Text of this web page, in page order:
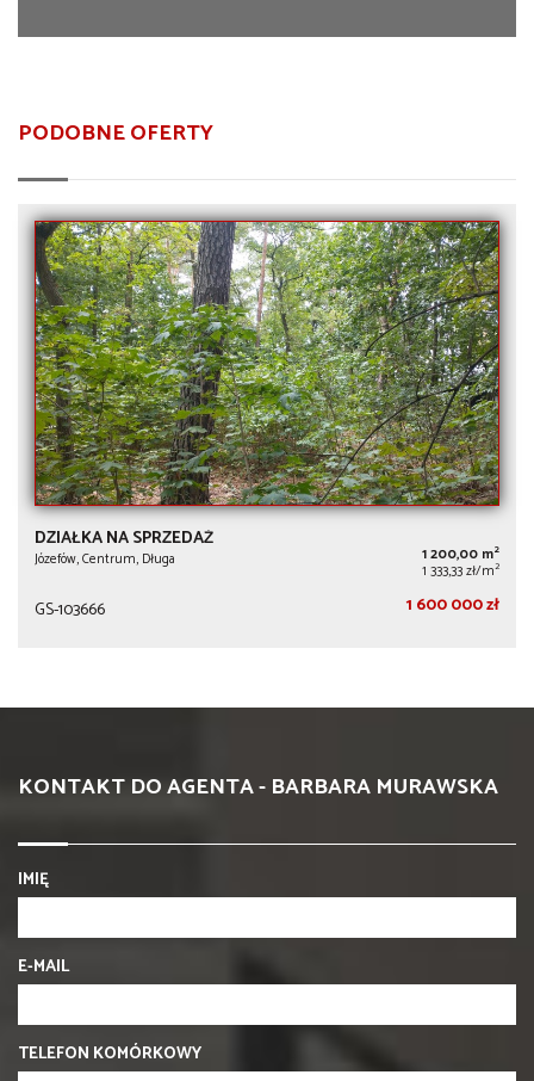
PODOBNE OFERTY
DZIAŁKA NA SPRZEDAŻ
Józefów, Centrum, Długa 1 200,00 m2
1 333,33 zł/m2
GS-103666 1 600 000 zł
KONTAKT DO AGENTA - BARBARA MURAWSKA
IMIĘ
E-MAIL
TELEFON KOMÓRKOWY